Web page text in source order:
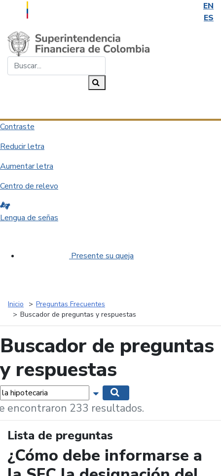
EN
ES
Saltar al contenido principal
Contraste
Reducir letra
Aumentar letra
Centro de relevo
Lengua de señas
Presente su queja
Inicio
Preguntas Frecuentes
Buscador de preguntas y respuestas
Buscador de preguntas
y respuestas
Mostrar opciones de búsqueda
encontraron 233 resultados.
Lista de preguntas
¿Cómo debe informarse a